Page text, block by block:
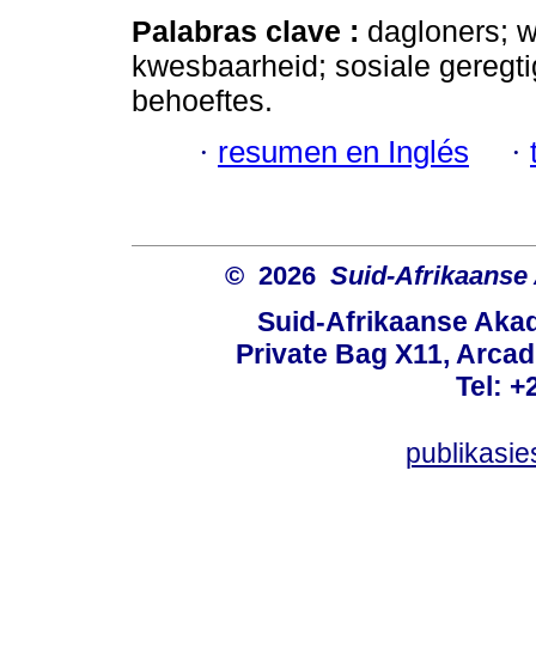
Palabras clave : dagloners;
kwesbaarheid; sosiale
behoeftes.
· resumen en Inglés ·
© 2026 Suid-Afrikaanse
Suid-Afrikaanse
Private Bag X11,
Tel: